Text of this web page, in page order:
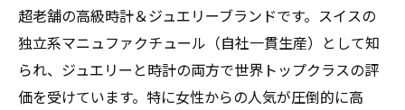
超老舗の高級時計＆ジュエリーブランドです。スイスの
独立系マニュファクチュール（自社一貫生産）として知
られ、ジュエリーと時計の両方で世界トップクラスの評
価を受けています。特に女性からの人気が圧倒的に高